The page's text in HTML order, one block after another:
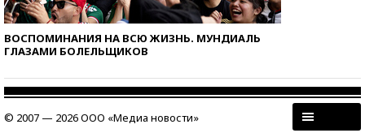
ВОСПОМИНАНИЯ НА ВСЮ ЖИЗНЬ. МУНДИАЛЬ
ГЛАЗАМИ БОЛЕЛЬЩИКОВ
© 2007 — 2026 ООО «Медиа новости»